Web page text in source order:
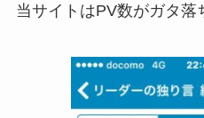
当サイトはPV数がガタ落